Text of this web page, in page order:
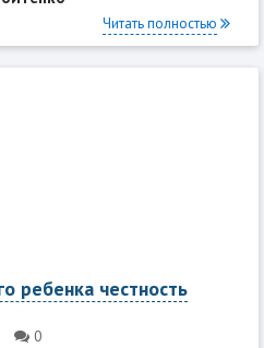
Читать полностью
ребенка честность
0